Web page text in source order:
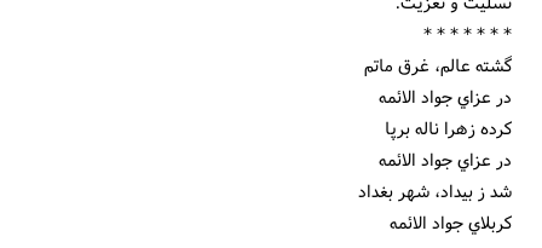
* * * * * * *
گشته عالم، غرق ماتم
در عزاي جواد الائمه
کرده زهرا ناله برپا
در عزاي جواد الائمه
شد ز بيداد، شهر بغداد
کربلاي جواد الائمه